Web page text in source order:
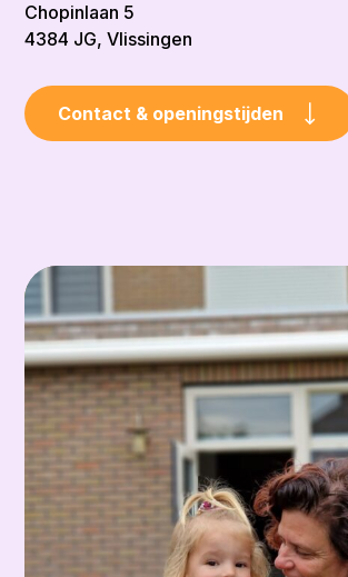
Chopinlaan 5
4384 JG, Vlissingen
Contact & openingstijden